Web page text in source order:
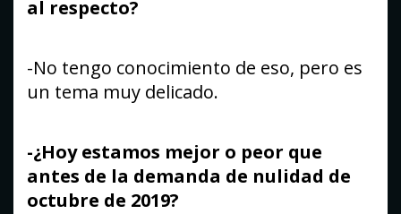
al respecto?
-No tengo conocimiento de eso, pero es
un tema muy delicado.
-¿Hoy estamos mejor o peor que
antes de la demanda de nulidad de
octubre de 2019?